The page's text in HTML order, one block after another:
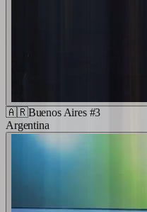
🇦🇷Buenos Aires #3
Argentina